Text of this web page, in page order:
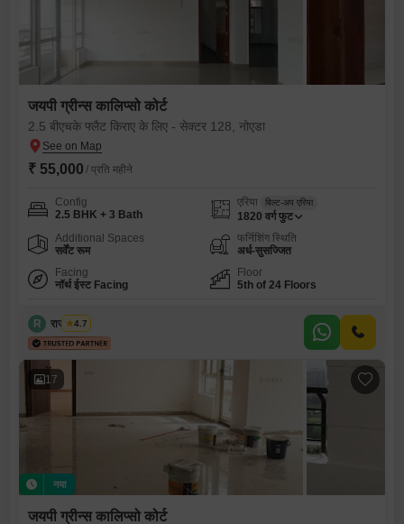
जयपी ग्रीन्स कालिप्सो कोर्ट
2.5 बीएचके फ्लैट किराए के लिए - सेक्टर 128, नोएडा
₹ 55,000 / प्रति महीने
Config
2.5 BHK + 3 Bath
एरिया बिल्ट-अप एरिया
1820 वर्ग फुट
Additional Spaces
सर्वेंट रूम
फर्निशिंग स्थिति
अर्ध-सुसज्जित
Facing
नॉर्थ ईस्ट Facing
Floor
5th of 24 Floors
R राजा त्यागी
4.7
17
नया
जयपी ग्रीन्स कालिप्सो कोर्ट